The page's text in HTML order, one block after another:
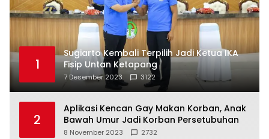
1
Sugiarto Kembali Terpilih Jadi Ketua IKA
Fisip Untan Ketapang
7 Desember 2023 3122
2
Aplikasi Kencan Gay Makan Korban, Anak
Bawah Umur Jadi Korban Persetubuhan
8 November 2023 2732